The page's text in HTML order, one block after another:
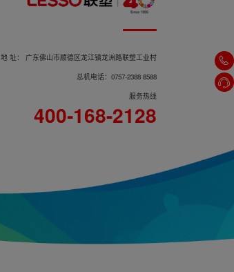
地 址： 广东佛山市顺德区龙江镇龙洲路联塑工业村
总机电话：0757-2388 8588
服务热线
400-168-2128